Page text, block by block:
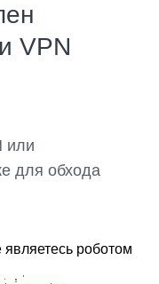
VPN
или
для обхода
роботом